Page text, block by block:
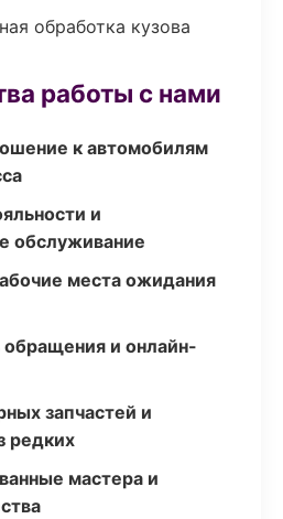
обработка кузова
работы с нами
к автомобилям
и
обслуживание
места ожидания
обращения и онлайн-
запчастей и
редких
мастера и